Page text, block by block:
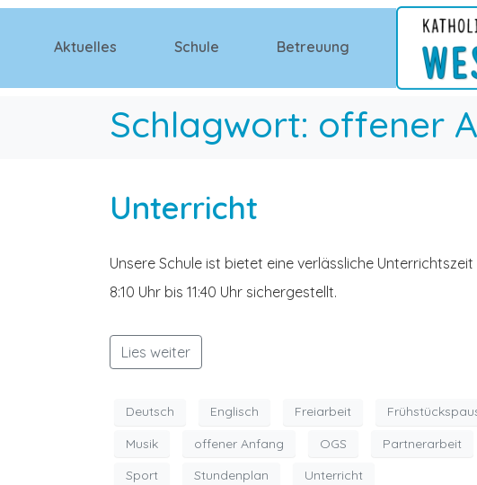
Aktuelles Schule Betreuung
Schlagwort: offener
Unterricht
Unsere Schule ist bietet eine verlässliche
8:10 Uhr bis 11:40 Uhr sichergestellt.
Lies weiter
Deutsch Englisch Freiarbeit
Musik
offener Anfang OGS Partnerarbeit
Sport
Stundenplan Unterricht